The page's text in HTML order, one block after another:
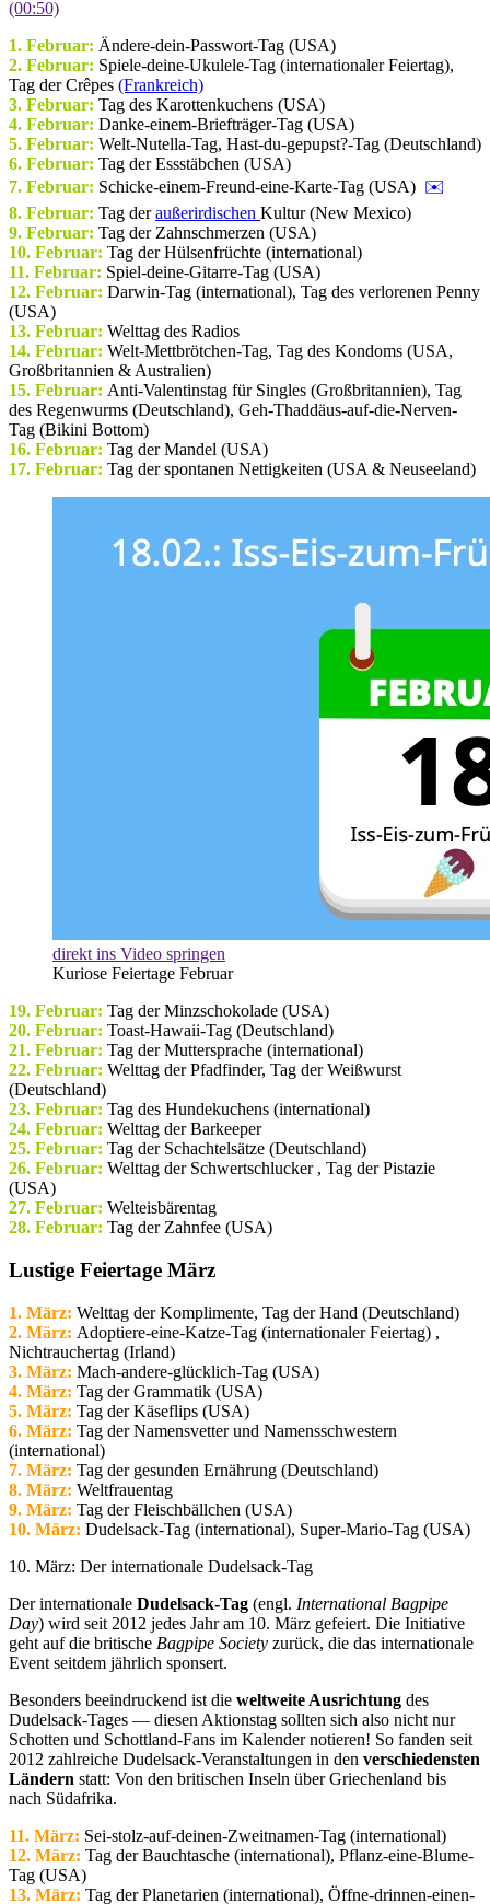
(00:50)
1. Februar: Ändere-dein-Passwort-Tag (USA)
2. Februar: Spiele-deine-Ukulele-Tag (internationaler Feiertag),
Tag der Crêpes (Frankreich)
3. Februar: Tag des Karottenkuchens (USA)
4. Februar: Danke-einem-Briefträger-Tag (USA)
5. Februar: Welt-Nutella-Tag, Hast-du-gepupst?-Tag (Deutschland)
6. Februar: Tag der Essstäbchen (USA)
7. Februar: Schicke-einem-Freund-eine-Karte-Tag (USA) ✉️
8. Februar: Tag deraußerirdischen Kultur (New Mexico)
9. Februar: Tag der Zahnschmerzen (USA)
10. Februar: Tag der Hülsenfrüchte (international)
11. Februar: Spiel-deine-Gitarre-Tag (USA)
12. Februar: Darwin-Tag (international), Tag des verlorenen Penny
(USA)
13. Februar: Welttag des Radios
14. Februar: Welt-Mettbrötchen-Tag, Tag des Kondoms (USA,
Großbritannien & Australien)
15. Februar: Anti-Valentinstag für Singles (Großbritannien), Tag
des Regenwurms (Deutschland), Geh-Thaddäus-auf-die-Nerven-
Tag (Bikini Bottom)
16. Februar: Tag der Mandel (USA)
17. Februar: Tag der spontanen Nettigkeiten (USA & Neuseeland)
direkt ins Video springen
Kuriose Feiertage Februar
19. Februar: Tag der Minzschokolade (USA)
20. Februar: Toast-Hawaii-Tag (Deutschland)
21. Februar: Tag der Muttersprache (international)
22. Februar: Welttag der Pfadfinder, Tag der Weißwurst
(Deutschland)
23. Februar: Tag des Hundekuchens (international)
24. Februar: Welttag der Barkeeper
25. Februar: Tag der Schachtelsätze (Deutschland)
26. Februar: Welttag der Schwertschlucker , Tag der Pistazie
(USA)
27. Februar: Welteisbärentag
28. Februar: Tag der Zahnfee (USA)
Lustige Feiertage März
1. März: Welttag der Komplimente, Tag der Hand (Deutschland)
2. März: Adoptiere-eine-Katze-Tag (internationaler Feiertag) ,
Nichtrauchertag (Irland)
3. März: Mach-andere-glücklich-Tag (USA)
4. März: Tag der Grammatik (USA)
5. März: Tag der Käseflips (USA)
6. März: Tag der Namensvetter und Namensschwestern
(international)
7. März: Tag der gesunden Ernährung (Deutschland)
8. März: Weltfrauentag
9. März: Tag der Fleischbällchen (USA)
10. März: Dudelsack-Tag (international), Super-Mario-Tag (USA)
10. März: Der internationale Dudelsack-Tag
Der internationale Dudelsack-Tag (engl. International Bagpipe
Day) wird seit 2012 jedes Jahr am 10. März gefeiert. Die Initiative
geht auf die britische Bagpipe Society zurück, die das internationale
Event seitdem jährlich sponsert.
Besonders beeindruckend ist die weltweite Ausrichtung des
Dudelsack-Tages — diesen Aktionstag sollten sich also nicht nur
Schotten und Schottland-Fans im Kalender notieren! So fanden seit
2012 zahlreiche Dudelsack-Veranstaltungen in den verschiedensten
Ländern statt: Von den britischen Inseln über Griechenland bis
nach Südafrika.
11. März: Sei-stolz-auf-deinen-Zweitnamen-Tag (international)
12. März: Tag der Bauchtasche (international), Pflanz-eine-Blume-
Tag (USA)
13. März: Tag der Planetarien (international), Öffne-drinnen-einen-